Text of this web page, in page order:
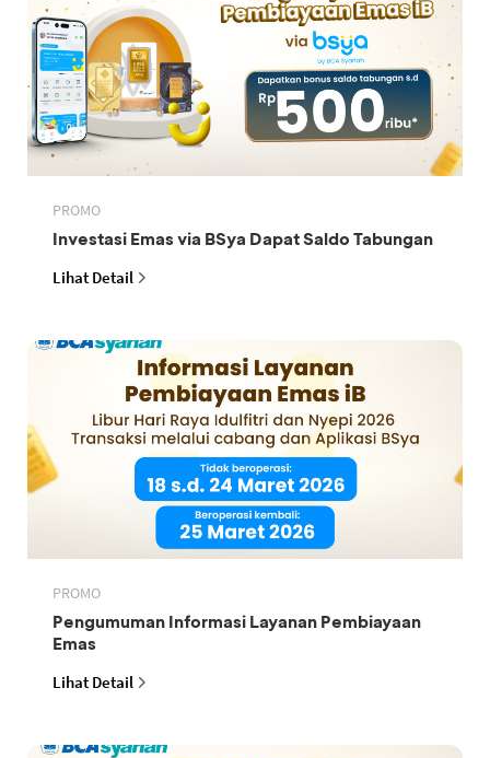
PROMO
Investasi Emas via BSya Dapat Saldo Tabungan
Lihat Detail
PROMO
Pengumuman Informasi Layanan Pembiayaan
Emas
Lihat Detail